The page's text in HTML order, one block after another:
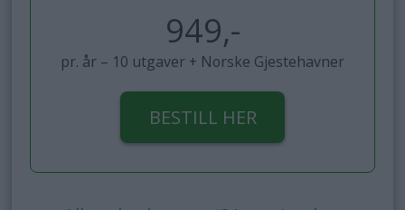
949,-
pr. år – 10 utgaver + Norske Gjestehavner
BESTILL HER